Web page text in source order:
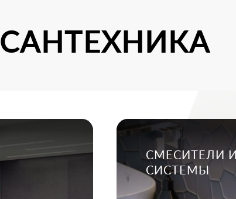
САНТЕХНИКА
СМЕСИТЕЛИ
СИСТЕМЫ